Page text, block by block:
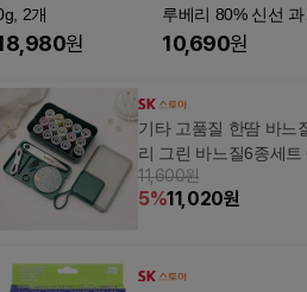
2개
원
루베리 80% 신선 과
잼, 380g, 1개
10,690원
기타 고품질 한땀 바느
리 그린 바느질6종세트
종세트 WFO9OSV
11,600원
5%11,020원